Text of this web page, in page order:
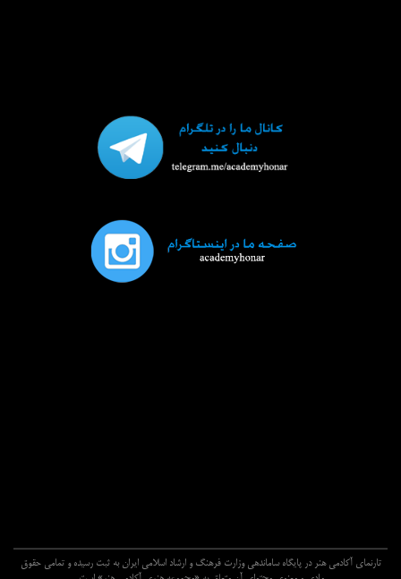
تارنماي آکادمي هنر در پايگاه ساماندهي وزارت فرهنگ و ارشاد اسلامي ايران به ثبت رسيده و تمامي حقوق